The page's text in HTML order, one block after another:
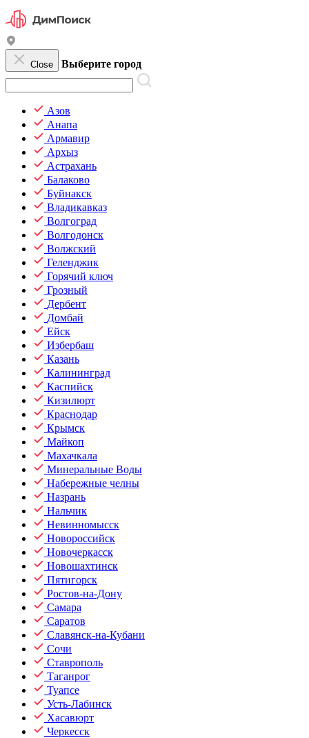
Close Выберите город
Азов
Анапа
Армавир
Архыз
Астрахань
Балаково
Буйнакск
Владикавказ
Волгоград
Волгодонск
Волжский
Геленджик
Горячий ключ
Грозный
Дербент
Домбай
Ейск
Избербаш
Казань
Калининград
Каспийск
Кизилюрт
Краснодар
Крымск
Майкоп
Махачкала
Минеральные Воды
Набережные челны
Назрань
Нальчик
Невинномысск
Новороссийск
Новочеркасск
Новошахтинск
Пятигорск
Ростов-на-Дону
Самара
Саратов
Славянск-на-Кубани
Сочи
Ставрополь
Таганрог
Туапсе
Усть-Лабинск
Хасавюрт
Черкесск